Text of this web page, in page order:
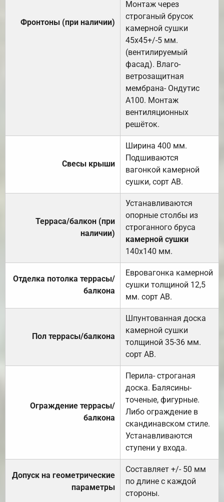
Фронтоны (при наличии)
Монтаж через
строганый брусок
камерной сушки
45х45+/-5 мм.
(вентилируемый
фасад). Влаго-
ветрозащитная
мембрана- Ондутис
А100. Монтаж
вентиляционных
решёток.
Свесы крыши
Ширина 400 мм.
Подшиваются
вагонкой камерной
сушки, сорт АВ.
Терраса/балкон (при
наличии)
Устанавливаются
опорные столбы из
строганного бруса
камерной сушки
140х140 мм.
Отделка потолка террасы/
балкона
Евровагонка камерной
сушки толщиной 12,5
мм. сорт АВ.
Пол террасы/балкона
Шпунтованная доска
камерной сушки
толщиной 35-36 мм.
сорт АВ.
Ограждение террасы/
балкона
Перила- строганая
доска. Балясины-
точеные, фигурные.
Либо ограждение в
скандинавском стиле.
Устанавливаются
ступени у входа.
Допуск на геометрические
параметры
Составляет +/- 50 мм
по длине с каждой
стороны.